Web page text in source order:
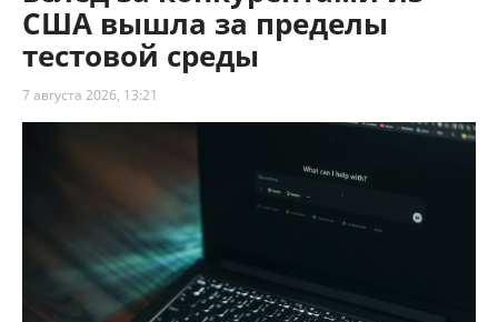
США вышла за пределы
тестовой среды
7 августа 2026, 13:21